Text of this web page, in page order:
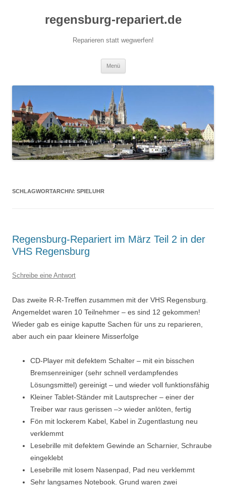
regensburg-repariert.de
Reparieren statt wegwerfen!
Menü
SCHLAGWORTARCHIV: SPIELUHR
Regensburg-Repariert im März Teil 2 in der
VHS Regensburg
Schreibe eine Antwort
Das zweite R-R-Treffen zusammen mit der VHS Regensburg.
Angemeldet waren 10 Teilnehmer – es sind 12 gekommen!
Wieder gab es einige kaputte Sachen für uns zu reparieren,
aber auch ein paar kleinere Misserfolge
CD-Player mit defektem Schalter – mit ein bisschen
Bremsenreiniger (sehr schnell verdampfendes
Lösungsmittel) gereinigt – und wieder voll funktionsfähig
Kleiner Tablet-Ständer mit Lautsprecher – einer der
Treiber war raus gerissen –> wieder anlöten, fertig
Fön mit lockerem Kabel, Kabel in Zugentlastung neu
verklemmt
Lesebrille mit defektem Gewinde an Scharnier, Schraube
eingeklebt
Lesebrille mit losem Nasenpad, Pad neu verklemmt
Sehr langsames Notebook. Grund waren zwei